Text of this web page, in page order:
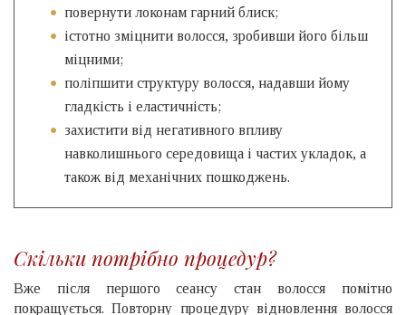
повернути локонам гарний блиск;
істотно зміцнити волосся, зробивши його більш
міцними;
поліпшити структуру волосся, надавши йому
гладкість і еластичність;
захистити від негативного впливу
навколишнього середовища і частих укладок, а
також від механічних пошкоджень.
Скільки потрібно процедур?
Вже після першого сеансу стан волосся помітно
покращується. Повторну процедуру відновлення волосся